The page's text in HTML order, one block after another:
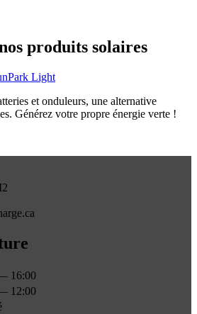
produits solaires
et onduleurs, une alternative
Générez votre propre énergie verte !
16:00
12:00